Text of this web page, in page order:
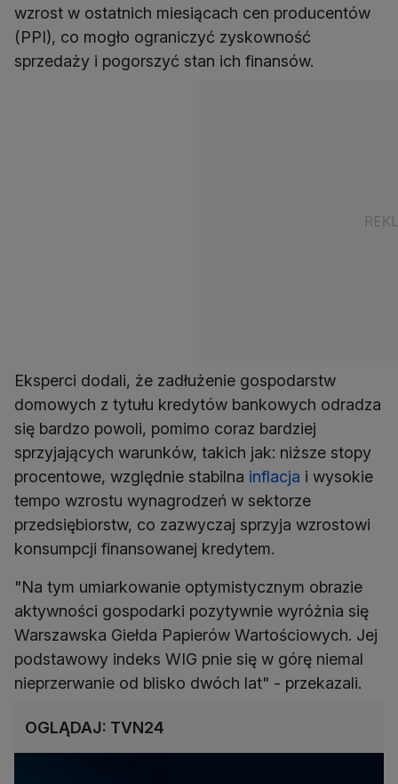
wzrost w ostatnich miesiącach cen producentów
(PPI), co mogło ograniczyć zyskowność
sprzedaży i pogorszyć stan ich finansów.
Eksperci dodali, że zadłużenie gospodarstw
domowych z tytułu kredytów bankowych odradza
się bardzo powoli, pomimo coraz bardziej
sprzyjających warunków, takich jak: niższe stopy
procentowe, względnie stabilna inflacja i wysokie
tempo wzrostu wynagrodzeń w sektorze
przedsiębiorstw, co zazwyczaj sprzyja wzrostowi
konsumpcji finansowanej kredytem.
"Na tym umiarkowanie optymistycznym obrazie
aktywności gospodarki pozytywnie wyróżnia się
Warszawska Giełda Papierów Wartościowych. Jej
podstawowy indeks WIG pnie się w górę niemal
nieprzerwanie od blisko dwóch lat" - przekazali.
OGLĄDAJ: TVN24